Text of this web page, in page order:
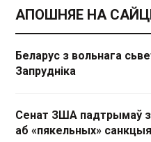
АПОШНЯЕ НА
Беларус з вольнага
Запрудніка
Сенат ЗША падтрымаў
аб «пякельных»